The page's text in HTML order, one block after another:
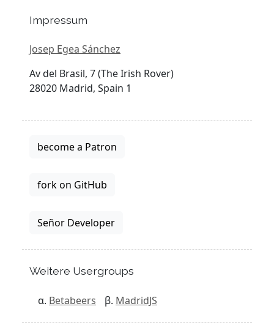
Impressum
Josep Egea Sánchez
Av del Brasil, 7 (The Irish Rover)
28020 Madrid, Spain 1
become a Patron
fork on GitHub
Señor Developer
Weitere Usergroups
Betabeers MadridJS